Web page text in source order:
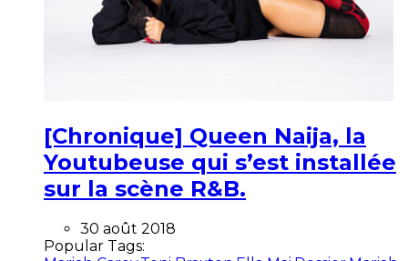
[Chronique] Queen Naija, la
Youtubeuse qui s’est installée
sur la scène R&B.
30 août 2018
Popular Tags: